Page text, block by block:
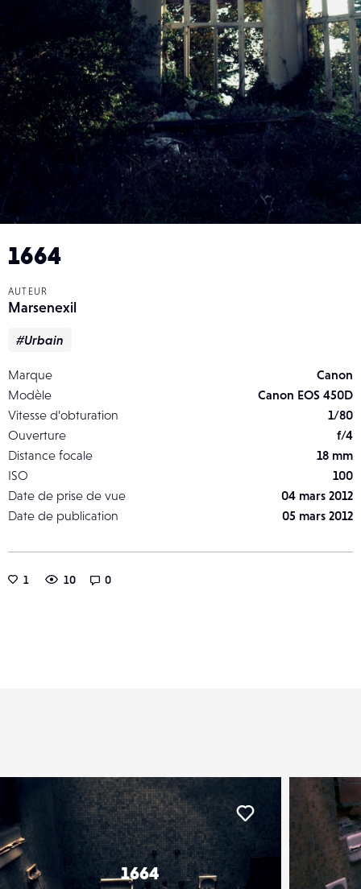
1664
AUTEUR
Marsenexil
#Urbain
Marque
Canon
Modèle
Canon EOS 450D
Vitesse d’obturation
1/80
Ouverture
f/4
Distance focale
18 mm
ISO
100
Date de prise de vue
04 mars 2012
Date de publication
05 mars 2012
1 10 0
1664
Liker